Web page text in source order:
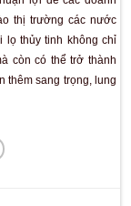
thành phẩm
ngoài.
khởi sắc khi
ở trong và
sách phát triển
lao động dồi